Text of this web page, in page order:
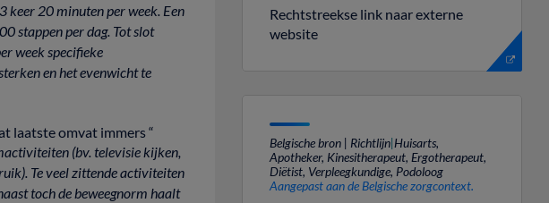
3keer20minutenperweek. Een
stappenperdag. Totslot
weekspecifieke
enhetevenwichtte
laatsteomvat immers“
(bv. televisiekijken,
Teveelzittendeactiviteiten
tochdebeweegnormhaalt
Rechtstreekse link naar externe
website
Belgische bron | Richtlijn| Huisarts,
Apotheker, Kinesitherapeut, Ergotherapeut,
Diëtist, Verpleegkundige, Podoloog
Aangepast aan de Belgische zorgcontext.